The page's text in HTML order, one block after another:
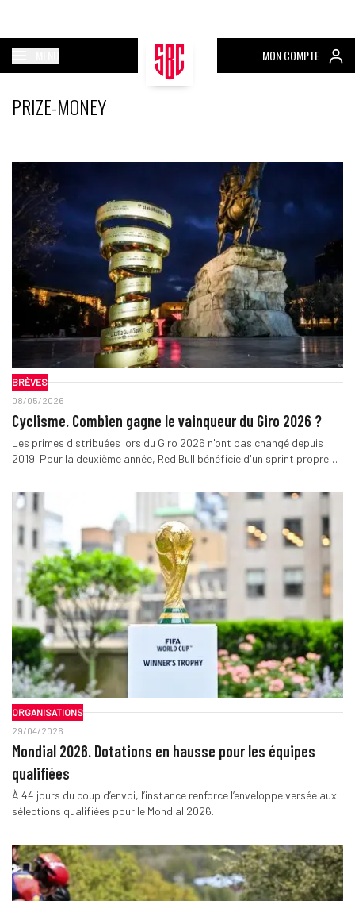
MON COMPTE
PRIZE-MONEY
BRÈVES
08/05/2026
Cyclisme. Combien gagne le vainqueur du Giro 2026 ?
Les primes distribuées lors du Giro 2026 n'ont pas changé depuis
2019. Pour la deuxième année, Red Bull bénéficie d'un sprint propre…
ORGANISATIONS
29/04/2026
Mondial 2026. Dotations en hausse pour les équipes
qualifiées
À 44 jours du coup d’envoi, l’instance renforce l’enveloppe versée aux
sélections qualifiées pour le Mondial 2026.